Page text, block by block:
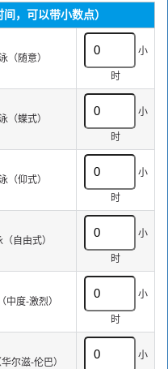
，可以带小数点）
（随意）
小
时
（蝶式）
小
时
（仰式）
小
时
自由式）
小
时
中度-激烈）
小
时
尔滋-伦巴）
小